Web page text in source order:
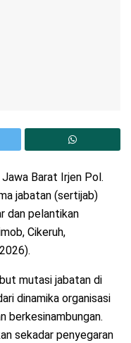
Barat Irjen Pol.
jabatan (sertijab)
dan pelantikan
Cikeruh,
mutasi jabatan di
dinamika organisasi
berkesinambungan.
sekadar penyegaran